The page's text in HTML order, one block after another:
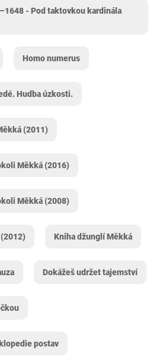
- Pod taktovkou kardinála
Homo numerus
Hudba úzkosti.
(2011)
Měkká (2016)
Měkká (2008)
Kniha džunglí Měkká
Dokážeš udržet tajemství
postav